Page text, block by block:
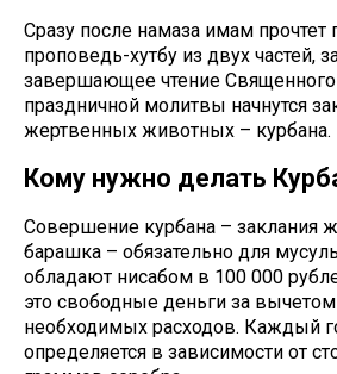
Сразу после намаза имам прочтет
проповедь-хутбу из двух частей,
завершающее чтение
праздничной молитвы начнутся
жертвенных животных – курбана.
Кому нужно делать
Совершение курбана – заклания
барашка – обязательно для
обладают нисабом в 100 000
это свободные деньги за
необходимых расходов. Каждый
определяется в зависимости от